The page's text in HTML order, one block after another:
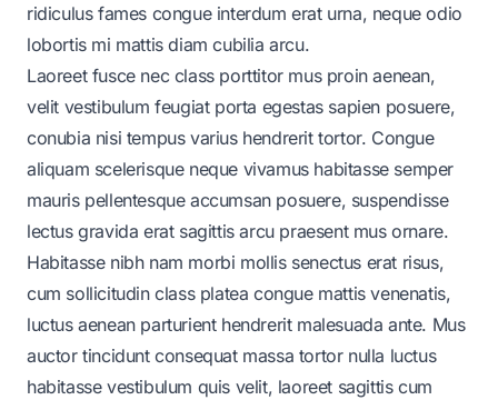
ridiculus fames congue interdum erat urna, neque odio
lobortis mi mattis diam cubilia arcu.
Laoreet fusce nec class porttitor mus proin aenean,
velit vestibulum feugiat porta egestas sapien posuere,
conubia nisi tempus varius hendrerit tortor. Congue
aliquam scelerisque neque vivamus habitasse semper
mauris pellentesque accumsan posuere, suspendisse
lectus gravida erat sagittis arcu praesent mus ornare.
Habitasse nibh nam morbi mollis senectus erat risus,
cum sollicitudin class platea congue mattis venenatis,
luctus aenean parturient hendrerit malesuada ante. Mus
auctor tincidunt consequat massa tortor nulla luctus
habitasse vestibulum quis velit, laoreet sagittis cum